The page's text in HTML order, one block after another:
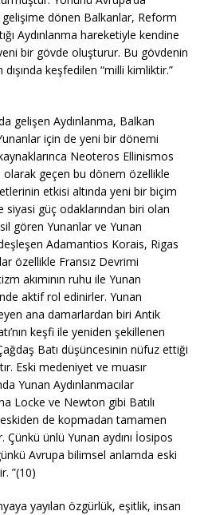
dönen Balkanlar, Reform
Aydınlanma hareketiyle kendine
bir gövde oluşturur. Bu gövdenin
keşfedilen “milli kimliktir.”
gelişen Aydınlanma, Balkan
için de yeni bir dönemi
Neoteros Ellinismos
olarak geçen bu dönem özellikle
etkisi altında yeni bir biçim
siyasi güç odaklarından biri olan
gören Yunanlar ve Yunan
Adamantios Korais, Rigas
özellikle Fransız Devrimi
akımının ruhu ile Yunan
aktif rol edinirler. Yunan
ana damarlardan biri Antik
keşfi ile yeniden şekillenen
Batı düşüncesinin nüfuz ettiği
Eski medeniyet ve muasır
Yunan Aydınlanmacılar
Locke ve Newton gibi Batılı
de kopmadan tamamen
ünlü Yunan aydını İosipos
Avrupa bilimsel anlamda eski
”(10)
yayılan özgürlük, eşitlik, insan